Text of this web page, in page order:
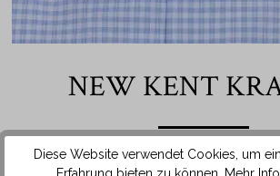
NEW KENT
Das Hemd ist mit einem Kragen in der
Diese Website verwendet Cookies, um
Erfahrung bieten zu können. Mehr